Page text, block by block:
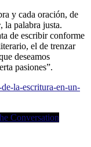
y cada oración, de
, la palabra justa.
de escribir conforme
el de trenzar
deseamos
pasiones”.
la-escritura-en-un-
Conversation